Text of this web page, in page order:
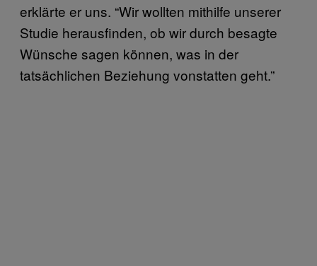
erklärte er uns. “Wir wollten mithilfe unserer
Studie herausfinden, ob wir durch besagte
Wünsche sagen können, was in der
tatsächlichen Beziehung vonstatten geht.”